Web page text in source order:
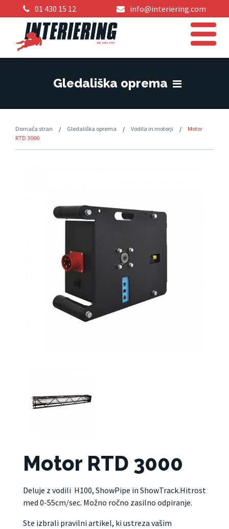
01 430 15 12 info@interiering.com
Gledališka oprema
Domača stran / Gledališka oprema / Vodila in motorji /
Motor
RTD 3000
Motor RTD 3000
Deluje z vodili H100, ShowPipe in ShowTrack.Hitrost
med 0-55cm/sec. Možno ročno zasilno odpiranje.
Ste izbrali pravilni artikel, ki ustreza vašim